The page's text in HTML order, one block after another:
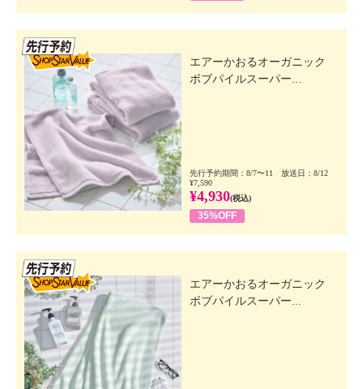
エアーかおるオーガニック
ボブパイルスーパー...
先行予約期間：8/7〜11 放送日：8/12
¥7,590
¥4,930(税込)
35%OFF
エアーかおるオーガニック
ボブパイルスーパー...